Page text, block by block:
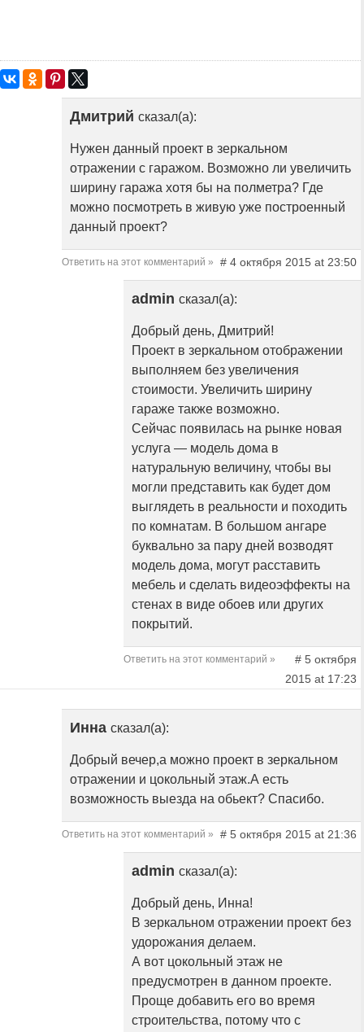
Дмитрий сказал(а):
Нужен данный проект в зеркальном
отражении с гаражом. Возможно ли увеличить
ширину гаража хотя бы на полметра? Где
можно посмотреть в живую уже построенный
данный проект?
Ответить на этот комментарий » # 4 октября 2015 at 23:50
admin сказал(а):
Добрый день, Дмитрий!
Проект в зеркальном отображении
выполняем без увеличения
стоимости. Увеличить ширину
гараже также возможно.
Сейчас появилась на рынке новая
услуга — модель дома в
натуральную величину, чтобы вы
могли представить как будет дом
выглядеть в реальности и походить
по комнатам. В большом ангаре
буквально за пару дней возводят
модель дома, могут расставить
мебель и сделать видеоэффекты на
стенах в виде обоев или других
покрытий.
Ответить на этот комментарий »
# 5 октября
2015 at 17:23
Инна сказал(а):
Добрый вечер,а можно проект в зеркальном
отражении и цокольный этаж.А есть
возможность выезда на обьект? Спасибо.
Ответить на этот комментарий » # 5 октября 2015 at 21:36
admin сказал(а):
Добрый день, Инна!
В зеркальном отражении проект без
удорожания делаем.
А вот цокольный этаж не
предусмотрен в данном проекте.
Проще добавить его во время
строительства, потому что с